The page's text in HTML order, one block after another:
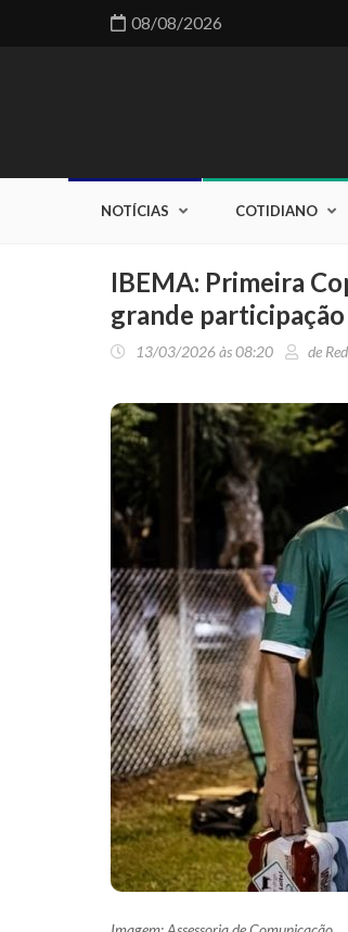
08/08/2026
NOTÍCIAS COTIDIANO
IBEMA: Primeira
grande
13/03/2026 às 08:20 de